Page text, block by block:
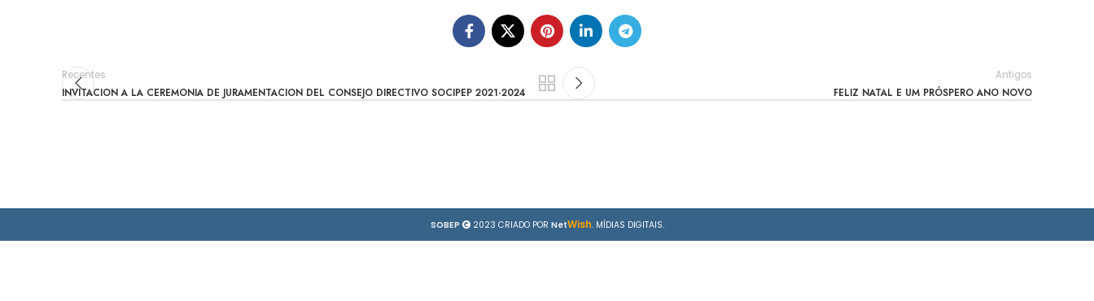
Recentes
INVITACION A LA CEREMONIA DE JURAMENTACION DEL CONSEJO DIRECTIVO SOCIPEP 2021-2024
Antigos
FELIZ NATAL E UM PRÓSPERO ANO NOVO
SOBEP 2023 CRIADO POR NetWish. MÍDIAS DIGITAIS.